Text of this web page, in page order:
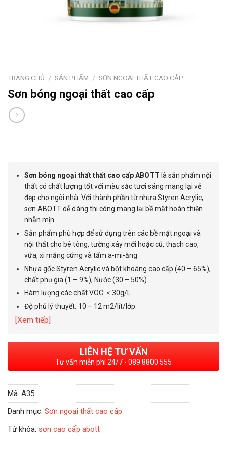
TRANG CHỦ / SẢN PHẨM / SƠN NGOẠI THẤT CAO CẤP
Sơn bóng ngoại thất cao cấp
Sơn bóng ngoại thất thất cao cấp ABOTTlà sản phẩm nội
thất có chất lượng tốt với màu sắc tươi sáng mang lại vẻ
đẹp cho ngôi nhà. Với thành phần từ nhựa Styren Acrylic,
sơn ABOTT dễ dàng thi công mang lại bề mặt hoàn thiện
nhẵn mịn.
Sản phẩm phù hợp để sử dụng trên các bề mặt ngoại và
nội thất cho bê tông, tường xây mới hoặc cũ, thạch cao,
vữa, xi măng cứng và tấm a-mi-ăng.
Nhựa gốc Styren Acrylic và bột khoáng cao cấp (40 – 65%),
chất phụ gia (1 – 9%), Nước (30 – 50%).
Hàm lượng các chất VOC: < 30g/L.
Độ phủ lý thuyết: 10 – 12 m2/lít/lớp.
[Xem tiếp]
LIÊN HỆ TƯ VẤN
Tư vấn miễn phí 24/7 - 089 8800 555
Mã: A35
Danh mục: Sơn ngoại thất cao cấp
Từ khóa: sơn cao cấp abott